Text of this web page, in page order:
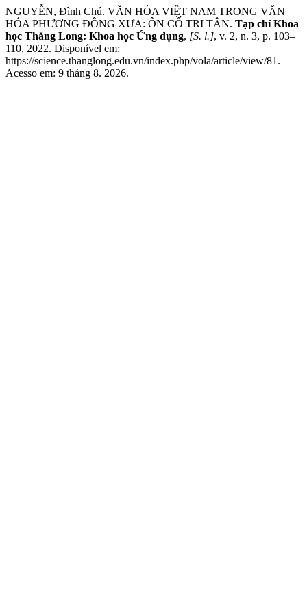
NGUYỄN, Đình Chú. VĂN HÓA VIỆT NAM TRONG VĂN
HÓA PHƯƠNG ĐÔNG XƯA: ÔN CỐ TRI TÂN. Tạp chí Khoa
học Thăng Long: Khoa học Ứng dụng, [S. l.], v. 2, n. 3, p. 103–
110, 2022. Disponível em:
https://science.thanglong.edu.vn/index.php/vola/article/view/81.
Acesso em: 9 tháng 8. 2026.